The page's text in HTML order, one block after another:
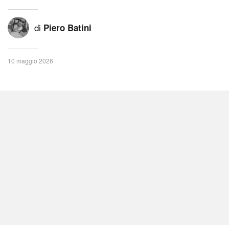
di Piero Batini
10 maggio 2026